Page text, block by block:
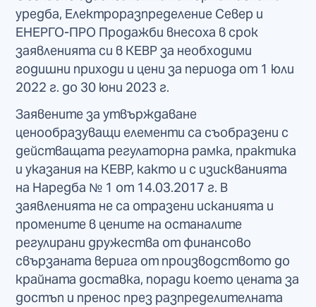
уредба, Електроразпределение Север и
ЕНЕРГО-ПРО Продажби внесоха в срок
заявленията си в КЕВР за необходими
годишни приходи и цени за периода от 1 юли
2022 г. до 30 юни 2023 г.
Заявените за утвърждаване
ценообразуващи елементи са съобразени с
действащата регулаторна рамка, практика
и указания на КЕВР, както и с изискванията
на Наредба № 1 от 14.03.2017 г. В
заявленията не са отразени исканията и
промените в цените на останалите
регулирани дружества от финансово
свързаната верига от производството до
крайната доставка, поради което цената за
достъп и пренос през разпределителната